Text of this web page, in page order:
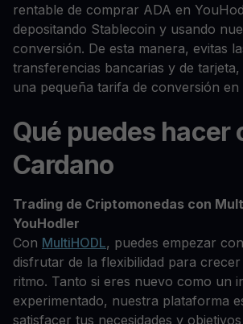
rentable de comprar ADA en
depositando Stablecoin y usando
conversión. De esta manera, evitas
transferencias bancarias y de
una pequeña tarifa de conversión en
Qué puedes hacer
Cardano
Trading de Criptomonedas con
YouHodler
Con MultiHODL, puedes empezar
disfrutar de la flexibilidad para
ritmo. Tanto si eres nuevo como un
experimentado, nuestra plataforma
satisfacer tus necesidades y